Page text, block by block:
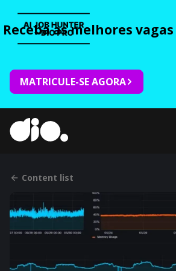
Receba as melhores
MATRICULE-SE AGORA
Content list